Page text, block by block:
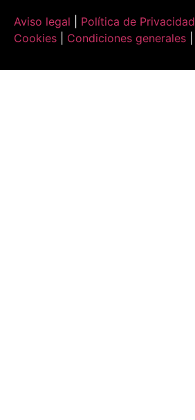
Aviso legal Política de Privacidad
Cookies
Condiciones generales